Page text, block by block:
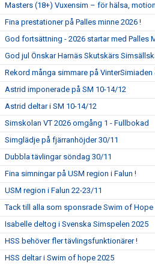
Masters (18+) Vuxensim – för hälsa,
Fina prestationer på Palles minne 2026 !
God fortsättning - 2026 startar med Palles
God jul Önskar Harnäs Skutskärs
Rekord många simmare på VinterSimiaden
Astrid imponerade på SM 10-14/12
Astrid deltar i SM 10-14/12
Simskolan VT 2026 omgång 1 - Fullbokad
Simglädje på fjärranhöjder 30/11
Dubbla tävlingar söndag 30/11
Fina simningar på USM region i Falun !
USM region i Falun 22-23/11
Tack till alla som sponsrade Swim of Hope
Isabelle deltog i Svenska Simspelen 2025
HSS behöver fler tävlingsfunktionärer !
HSS deltar i Swim of hope 2025